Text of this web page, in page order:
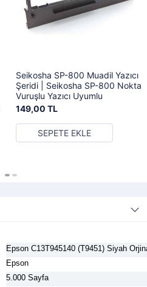
Seikosha SP-800 Muadil Yazıcı
Şeridi | Seikosha SP-800 Nokta
Vuruşlu Yazıcı Uyumlu
149,00 TL
SEPETE EKLE
Epson C13T945140 (T9451) Siyah
Epson
5.000 Sayfa